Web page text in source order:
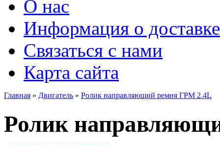
О нас
Информация о доставке
Связаться с нами
Карта сайта
Главная » Двигатель » Ролик направляющий ремня ГРМ 2.4L
Ролик